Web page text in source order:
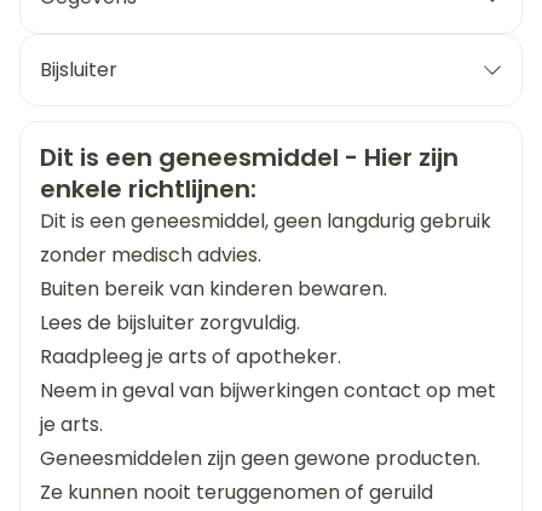
behandeling van schimmelinfecties (zoals
medicijnen voor de behandeling van HIV.
medicijnen die de doorgang van voedsel
beïnvloeden (zoals bijvoorbeeld
metoclopramide en cisapride)
medicijnen voor de behandeling van
onregelmatige hartslag (zoals bijvoorbeeld
amiodaron, sotalol, kinidine of procaïnamide)
andere medicijnen met een vergelijkbare
werking als DETRUSITOL (antimuscarinerge
eigenschappen) of medicijnen met een
tegengestelde werking aan DETRUSITOL
(cholinerge eigenschappen). Vraag bij twijfel uw
arts.
pijn in de borst, moeilijkheden met ademen of
snel moe worden (zelfs bij de rust), moeilijke
ademhaling's nachts, zwelling van benen.
In geval van hinderlijke bijwerkingen: dosering
Merken Viatris
Breedte 55 mm
Lengte 91 mm
Diepte 32 mm
Hoeveelheid
Verpakking
56
Bijsluiter
Veiligheidsinformatie
Dit is een geneesmiddel - Hier zijn
enkele richtlijnen:
Dit is een geneesmiddel, geen langdurig gebruik
zonder medisch advies.
Buiten bereik van kinderen bewaren.
Lees de bijsluiter zorgvuldig.
Raadpleeg je arts of apotheker.
Neem in geval van bijwerkingen contact op met
je arts.
Geneesmiddelen zijn geen gewone producten.
Ze kunnen nooit teruggenomen of geruild